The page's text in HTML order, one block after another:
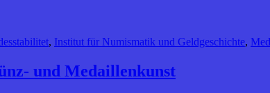
, Institut für Numismatik und Geldgeschichte,
und Medaillenkunst